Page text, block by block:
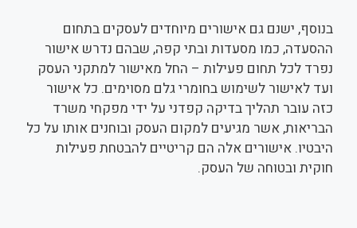
בנוסף, ישנם גם אישורים מיוחדים לעסקים בתחום
ההסעדה, כמו מסעדות ובתי קפה, שבהם נדרש אישור
נפרד לכל תחום פעילות – החל מאישור למתקני העסק
ועד לאישור לשימוש בחומרי גלם מסוימים. כל אישור
כזה עובר תהליך בדיקה קפדני על ידי מפקחי משרד
הבריאות, אשר מגיעים למקום העסק ובוחנים אותו על כל
היבטיו. אישורים אלה הם קריטיים להבטחת פעילות
חוקית ובטוחה של העסק.